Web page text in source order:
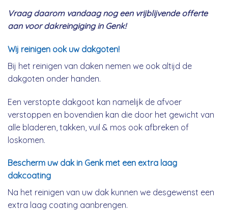
Vraag daarom vandaag nog een vrijblijvende offerte
aan voor dakreingiging in Genk!
Wij reinigen ook uw dakgoten!
Bij het reinigen van daken nemen we ook altijd de
dakgoten onder handen.
Een verstopte dakgoot kan namelijk de afvoer
verstoppen en bovendien kan die door het gewicht van
alle bladeren, takken, vuil & mos ook afbreken of
loskomen.
Bescherm uw dak in Genk met een extra laag
dakcoating
Na het reinigen van uw dak kunnen we desgewenst een
extra laag coating aanbrengen.